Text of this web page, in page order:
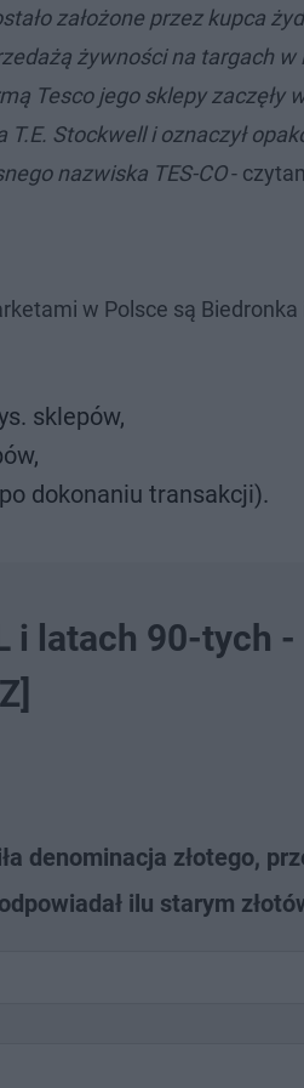
założone przez kupca
żywności na targach
Tesco jego sklepy zaczęły
T.E. Stockwell i oznaczył
nazwiska TES-CO-
w Polsce są
sklepów,
dokonaniu transakcji).
i latach 90-tych
denominacja złotego,
ilu starym